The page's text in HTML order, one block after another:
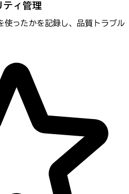
ティ管理
使ったかを記録し、品質トラブル